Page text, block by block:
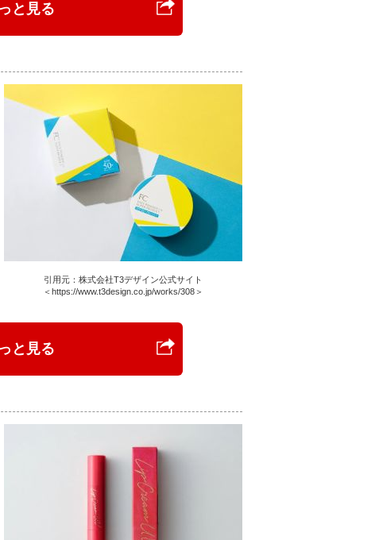
と見る
引用元：株式会社T3デザイン公式サイト
＜https://www.t3design.co.jp/works/308＞
と見る